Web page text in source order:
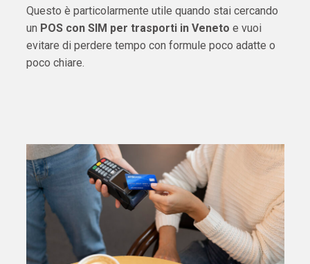
Questo è particolarmente utile quando stai cercando
un POS con SIM per trasporti in Veneto e vuoi
evitare di perdere tempo con formule poco adatte o
poco chiare.